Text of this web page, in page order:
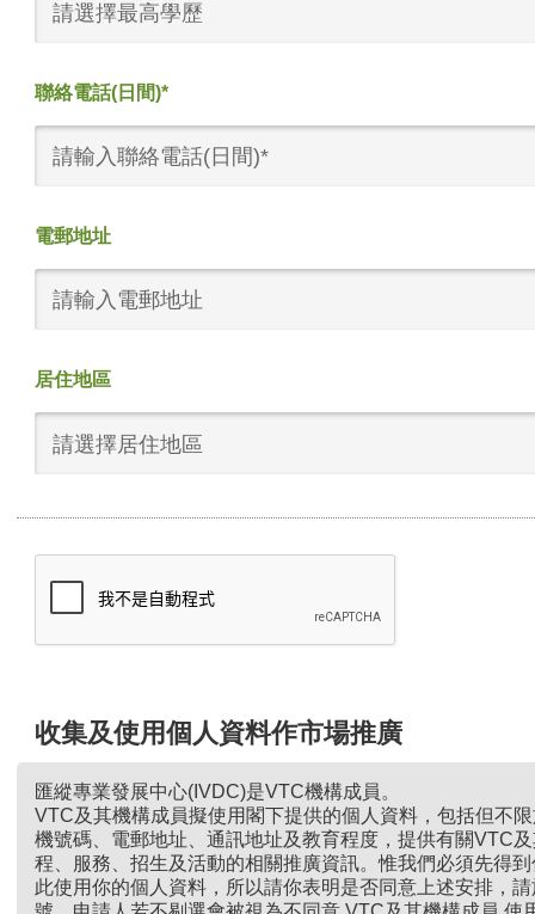
請選擇最高學歷
聯絡電話(日間)*
電郵地址
居住地區
請選擇居住地區
收集及使用個人資料作市場推廣
匯縱專業發展中心(IVDC)是VTC機構成員。
VTC及其機構成員擬使用閣下提供的個人資料，包括但不
機號碼、電郵地址、通訊地址及教育程度，提供有關VTC
程、服務、招生及活動的相關推廣資訊。惟我們必須先得
此使用你的個人資料，所以請你表明是否同意上述安排，